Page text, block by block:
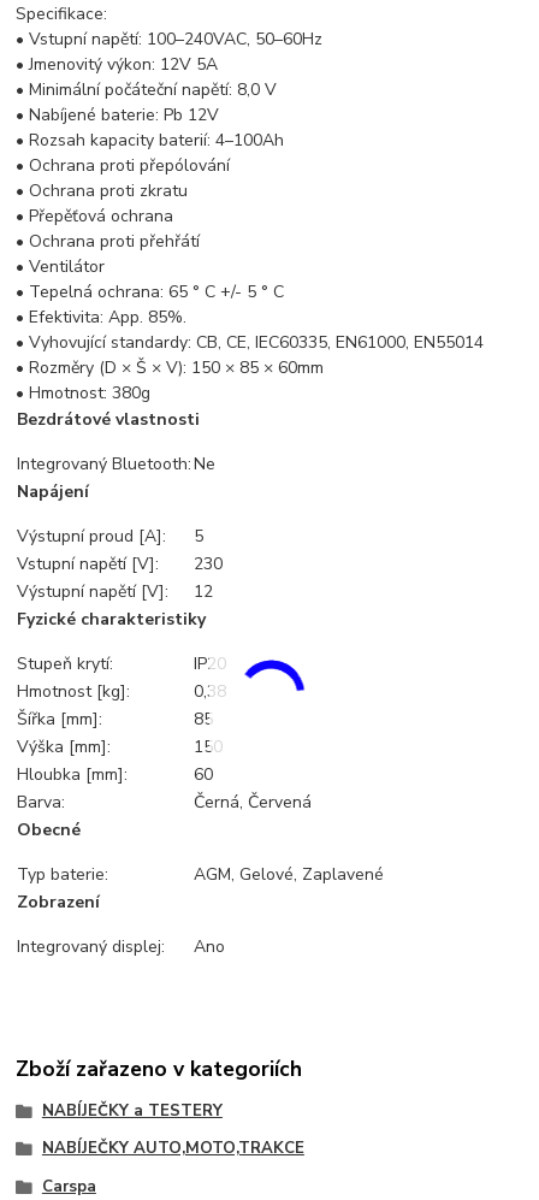
Specifikace:
• Vstupní napětí: 100–240VAC, 50–60Hz
• Jmenovitý výkon: 12V 5A
• Minimální počáteční napětí: 8,0 V
• Nabíjené baterie: Pb 12V
• Rozsah kapacity baterií: 4–100Ah
• Ochrana proti přepólování
• Ochrana proti zkratu
• Přepěťová ochrana
• Ochrana proti přehřátí
• Ventilátor
• Tepelná ochrana: 65 ° C +/- 5 ° C
• Efektivita: App. 85%.
• Vyhovující standardy: CB, CE, IEC60335, EN61000, EN55014
• Rozměry (D × Š × V): 150 × 85 × 60mm
• Hmotnost: 380g
Bezdrátové vlastnosti
Integrovaný Bluetooth:Ne
Napájení
Výstupní proud [A]:
5
Vstupní napětí [V]:
230
Výstupní napětí [V]:
12
Fyzické charakteristiky
Stupeň krytí:
IP20
Hmotnost [kg]:
0,38
Šířka [mm]:
85
Výška [mm]:
150
Hloubka [mm]:
60
Barva:
Černá, Červená
Obecné
Typ baterie:
AGM, Gelové, Zaplavené
Zobrazení
Integrovaný displej:
Ano
Zboží zařazeno v kategoriích
NABÍJEČKY a TESTERY
NABÍJEČKY AUTO,MOTO,TRAKCE
Carspa